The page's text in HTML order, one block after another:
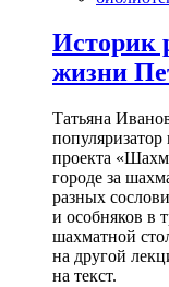
Историк
жизни
Татьяна
проекта
городе за
разных
и особняков в
шахматной
на другой
на текст.